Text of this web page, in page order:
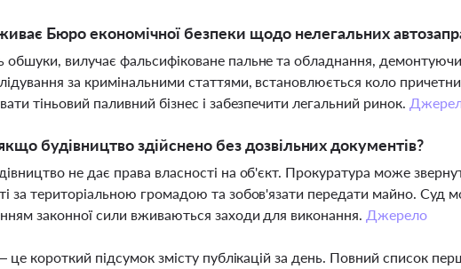
Бюро економічної безпеки щодо нелегальних
обшуки, вилучає фальсифіковане пальне та обладнання,
за кримінальними статтями, встановлюється коло
тіньовий паливний бізнес і забезпечити легальний ринок.
будівництво здійснено без дозвільних документів?
не дає права власності на об'єкт. Прокуратура може
за територіальною громадою та зобов'язати передати майно. Суд
законної сили вживаються заходи для виконання. Джерело
короткий підсумок змісту публікацій за день. Повний список